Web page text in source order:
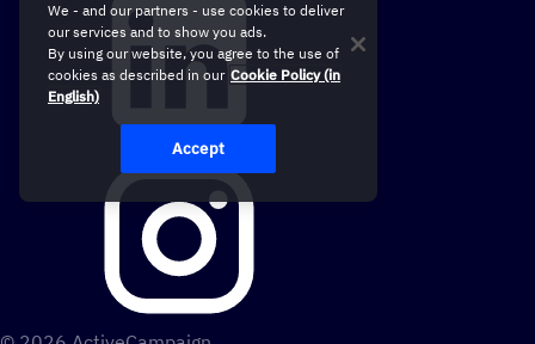
We - and our partners - use cookies to deliver
our services and to show you ads.
By using our website, you agree to the use of
cookies as described in our Cookie Policy (in
English)
Accept